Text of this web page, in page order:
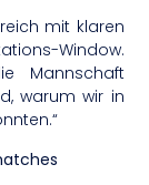
mit klaren
Window.
Mannschaft
warum wir in